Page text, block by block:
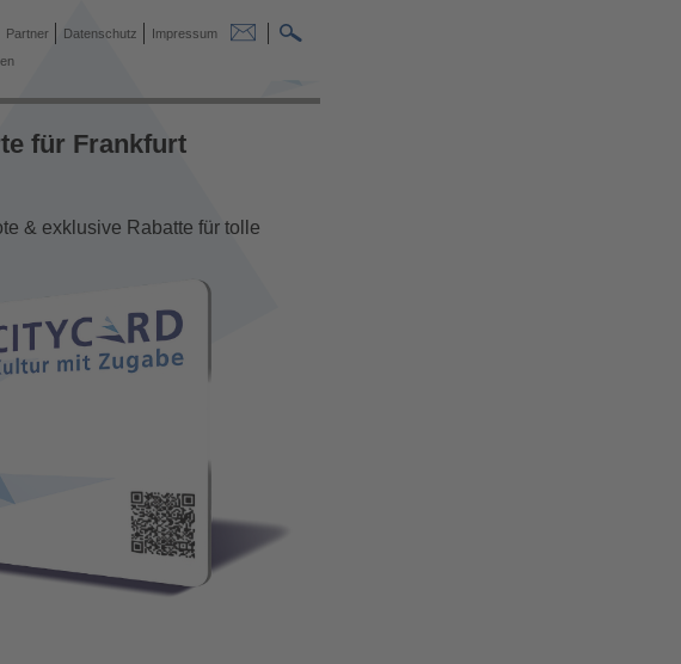
Partner Datenschutz
Impressum
für Frankfurt
& exklusive Rabatte für tolle